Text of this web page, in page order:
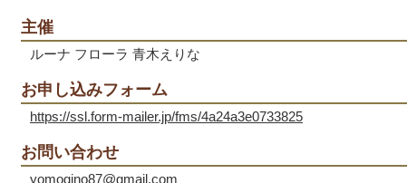
主催
ルーナ フローラ 青木えりな
お申し込みフォーム
https://ssl.form-mailer.jp/fms/4a24a3e0733825
お問い合わせ
yomogino87@gmail.com